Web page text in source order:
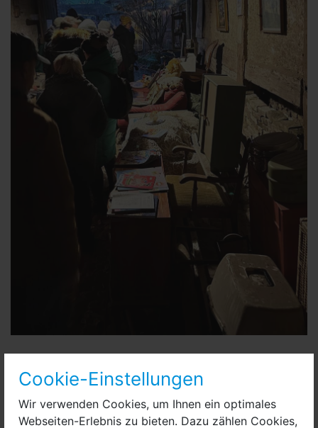
Cookie-Einstellungen
Wir verwenden Cookies, um Ihnen ein optimales
Webseiten-Erlebnis zu bieten. Dazu zählen Cookies,